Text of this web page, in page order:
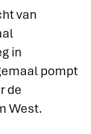
van
in
pompt
de
West.